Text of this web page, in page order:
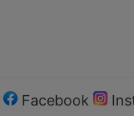
Facebook